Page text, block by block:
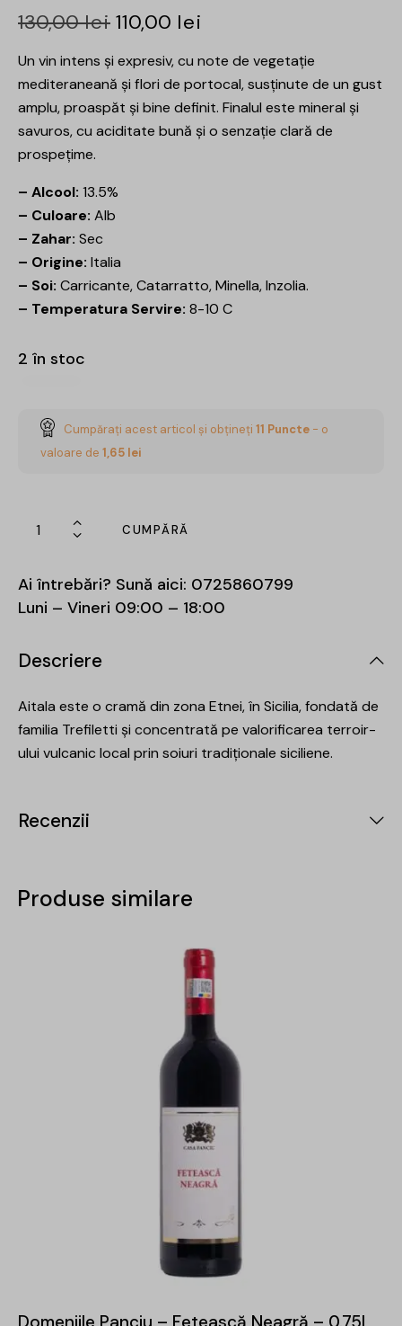
130,00lei 110,00 lei
Un vin intens și expresiv, cu note de vegetație
mediteraneană și flori de portocal, susținute de un gust
amplu, proaspăt și bine definit. Finalul este mineral și
savuros, cu aciditate bună și o senzație clară de
prospețime.
– Alcool: 13.5%
– Culoare: Alb
– Zahar: Sec
– Origine: Italia
– Soi: Carricante, Catarratto, Minella, Inzolia.
– Temperatura Servire: 8-10 C
2 în stoc
Cumpărați acest articol și obțineți 11 Puncte - o
valoare de 1,65 lei
CUMPĂRĂ
Ai întrebări? Sună aici: 0725860799
Luni – Vineri 09:00 – 18:00
Descriere
Aitala este o cramă din zona Etnei, în Sicilia, fondată de
familia Trefiletti și concentrată pe valorificarea terroir-
ului vulcanic local prin soiuri tradiționale siciliene.
Recenzii
Produse similare